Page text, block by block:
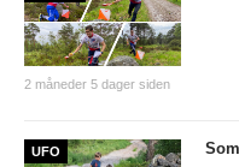
2 måneder 5 dager siden
UFO